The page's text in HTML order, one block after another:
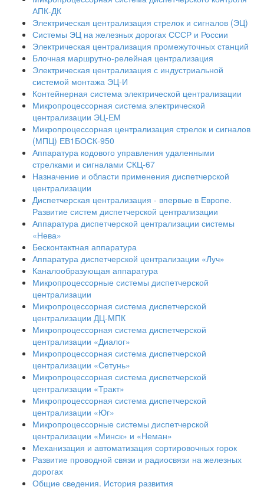
АПК-ДК
Электрическая централизация стрелок и сигналов (ЭЦ)
Системы ЭЦ на железных дорогах СССР и России
Электрическая централизация промежуточных станций
Блочная маршрутно-релейная централизация
Электрическая централизация с индустриальной
системой монтажа ЭЦ-И
Контейнерная система электрической централизации
Микропроцессорная система электрической
централизации ЭЦ-ЕМ
Микропроцессорная централизация стрелок и сигналов
(МПЦ) ЕВ1БОСК-950
Аппаратура кодового управления удаленными
стрелками и сигналами СКЦ-67
Назначение и области применения диспетчерской
централизации
Диспетчерская централизация - впервые в Европе.
Развитие систем диспетчерской централизации
Аппаратура диспетчерской централизации системы
«Нева»
Бесконтактная аппаратура
Аппаратура диспетчерской централизации «Луч»
Каналообразующая аппаратура
Микропроцессорные системы диспетчерской
централизации
Микропроцессорная система диспетчерской
централизации ДЦ-МПК
Микропроцессорная система диспетчерской
централизации «Диалог»
Микропроцессорная система диспетчерской
централизации «Сетунь»
Микропроцессорная система диспетчерской
централизации «Тракт»
Микропроцессорная система диспетчерской
централизации «Юг»
Микропроцессорные системы диспетчерской
централизации «Минск» и «Неман»
Механизация и автоматизация сортировочных горок
Развитие проводной связи и радиосвязи на железных
дорогах
Общие сведения. История развития